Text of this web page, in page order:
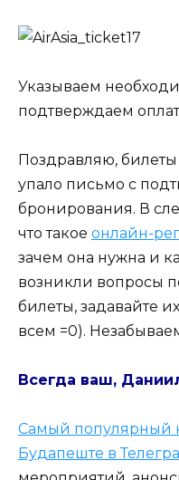
Указываем
подтверждаем
Поздравляю,
упало письмо с
бронирования. В
что такое онлайн-
зачем она нужна и
возникли вопросы
билеты, задавайте
всем =0).
Всегда ваш,
Самый популярный
Будапеште в